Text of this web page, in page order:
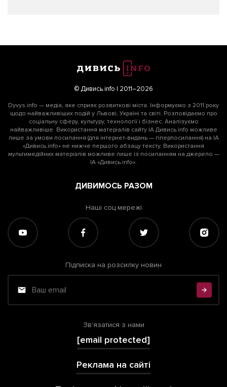
© Дивись.info | 2011–2026
Dyvys.info — медіа, яке сприяє розвиткові міста. Інформуємо з 2011 року
щодо найважливіших подій у Львові, Україні та світі. Розповідаємо про
соціальну сферу, культуру, технології і бізнес. Аналізуємо
найважливіше. Використання матеріалів сайту ІА Дивись.info можливе
лише за умови посилання (для інтернет-видань — гіперпосилання) на ІА
«Дивись.info» не нижче першого абзацу тексту. Використання
мультимедійних матеріалів можливе лише із посиланням на джерело —
ІА «Дивись.info».
ДИВИМОСЬ РАЗОМ
Наші соц мережі
Підписка на розсилку новин
Зв'язатися з нами
[email protected]
Реклама на сайті